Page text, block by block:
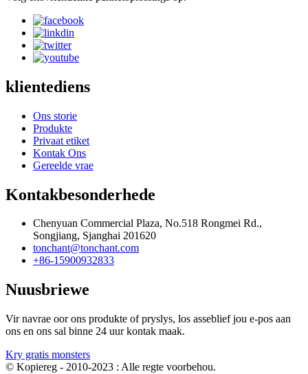
klientediens
Ons storie
Produkte
Privaat etiket
Kontak Ons
Gereelde vrae
Kontakbesonderhede
Chenyuan Commercial Plaza, No.518 Rongmei Rd.,
Songjiang, Sjanghai 201620
tonchant@tonchant.com
+86-15900932833
Nuusbriewe
Vir navrae oor ons produkte of pryslys, los asseblief jou e-pos aan
ons en ons sal binne 24 uur kontak maak.
Kry gratis monsters
© Kopiereg - 2010-2023 : Alle regte voorbehou.